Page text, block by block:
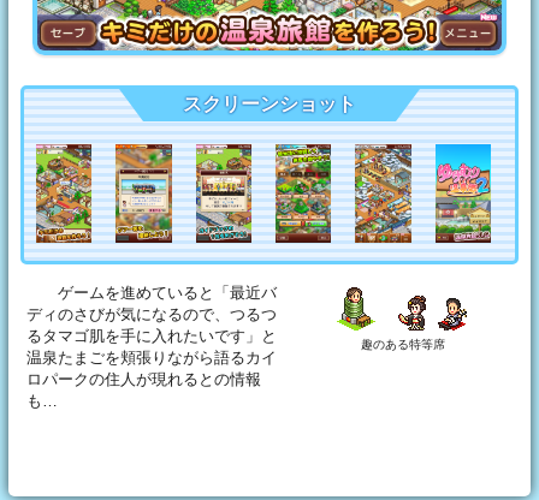
スクリーンショット
ゲームを進めていると「最近バ
ディのさびが気になるので、つるつ
るタマゴ肌を手に入れたいです」と
温泉たまごを頬張りながら語るカイ
ロパークの住人が現れるとの情報
も…
趣のある特等席